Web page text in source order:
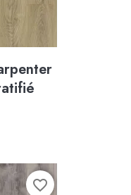
favorite_border